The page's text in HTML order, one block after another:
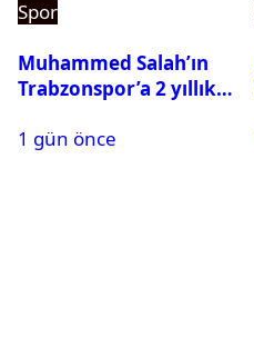
Spor
Muhammed Salah’ın
Trabzonspor’a 2 yıllık
1 gün önce